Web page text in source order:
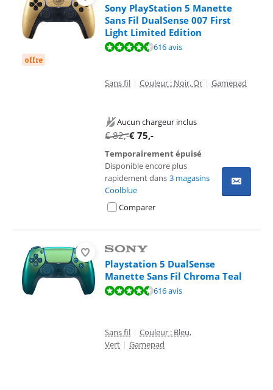
offre
Sony PlayStation 5 Manette
Sans Fil DualSense 007 First
Light Limited Edition
La note est de 9,4 sur 10, basée sur 616 avis.
616 avis
Sans fil | Couleur : Noir, Or | Gamepad
Aucun chargeur inclus
€82,-€ 75,-
Temporairement épuisé
Disponible encore plus
rapidement dans 3 magasins
Coolblue
Comparer
Playstation 5 DualSense
Manette Sans Fil Chroma Teal
La note est de 9,4 sur 10, basée sur 616 avis.
616 avis
Sans fil | Couleur : Bleu,
Vert | Gamepad